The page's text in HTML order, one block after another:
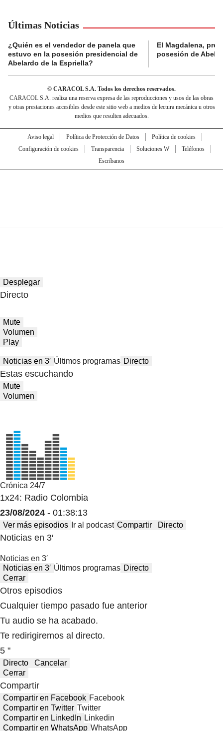
Últimas Noticias
¿Quién es el vendedor de panela que
estuvo en la posesión presidencial de
Abelardo de la Espriella?
El Magdalena,
posesión de
© CARACOL S.A. Todos los derechos reservados.
CARACOL S.A. realiza una reserva expresa de las reproducciones y usos de las obras
y otras prestaciones accesibles desde este sitio web a medios de lectura mecánica u otros
medios que resulten adecuados.
Aviso legal Política de Protección de Datos
Política de cookies
Configuración de cookies
Transparencia Soluciones W
Teléfonos
Escríbanos
Desplegar
Directo
Mute
Volumen
Play
Noticias en 3′ Últimos programas Directo
Estas escuchando
Mute
Volumen
Crónica 24/7
1x24: Radio Colombia
23/08/2024 - 01:38:13
Ver más episodios Ir al podcast Compartir Directo
Noticias en 3′
Noticias en 3′
Noticias en 3′ Últimos programas Directo
Cerrar
Otros episodios
Cualquier tiempo pasado fue anterior
Tu audio se ha acabado.
Te redirigiremos al directo.
5 "
Directo
Cancelar
Cerrar
Compartir
Compartir en Facebook Facebook
Compartir en Twitter Twitter
Compartir en LinkedIn Linkedin
Compartir en WhatsApp WhatsApp